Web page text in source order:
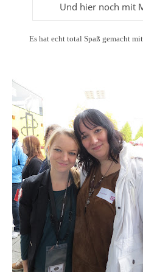
Und hier noch mit
Es hat echt total Spaß gemacht